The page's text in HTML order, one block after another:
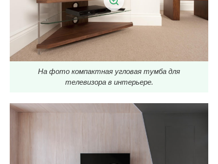
На фото компактная угловая тумба для
телевизора в интерьере.